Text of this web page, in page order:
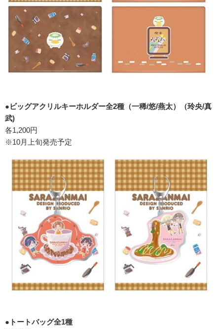
●ビッグアクリルキーホルダー全2種（一稀/悠/燕太）（玲央/真
武)
各1,200円
※10月上旬発売予定
●トートバッグ全1種